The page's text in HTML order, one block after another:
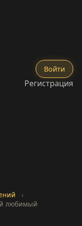
Войти
Регистрация
›
любимый